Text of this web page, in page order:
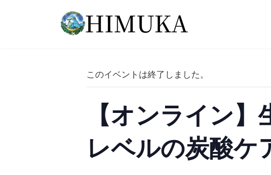
このイベントは終了しました。
【オンライン
レベルの炭酸ケ